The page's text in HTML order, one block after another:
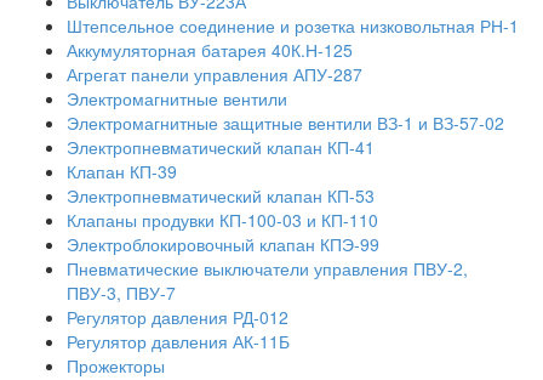
Штепсельное соединение и розетка низковольтная РН-1
Аккумуляторная батарея 40К.Н-125
Агрегат панели управления АПУ-287
Электромагнитные вентили
Электромагнитные защитные вентили ВЗ-1 и ВЗ-57-02
Электропневматический клапан КП-41
Клапан КП-39
Электропневматический клапан КП-53
Клапаны продувки КП-100-03 и КП-110
Электроблокировочный клапан КПЭ-99
Пневматические выключатели управления ПВУ-2,
ПВУ-3, ПВУ-7
Регулятор давления РД-012
Регулятор давления АК-11Б
Прожекторы